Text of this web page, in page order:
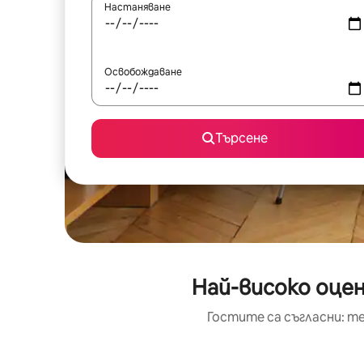
Настаняване
Освобождаване
Търсене
Най-високо
Гостите са съгласни: